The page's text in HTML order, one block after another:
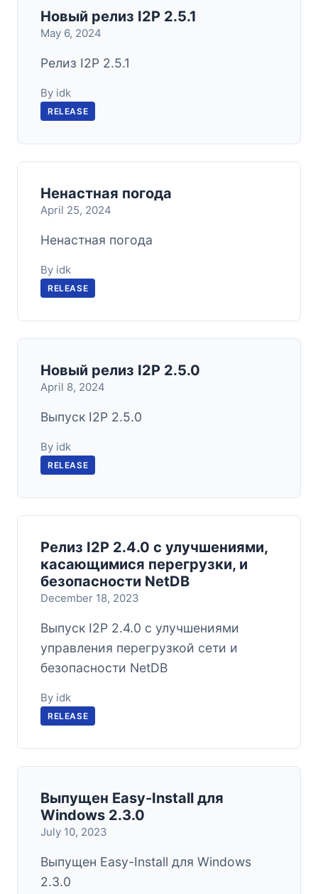
Новый релиз I2P 2.5.1
May 6, 2024
Релиз I2P 2.5.1
By idk
RELEASE
Ненастная погода
April 25, 2024
Ненастная погода
By idk
RELEASE
Новый релиз I2P 2.5.0
April 8, 2024
Выпуск I2P 2.5.0
By idk
RELEASE
Релиз I2P 2.4.0 с улучшениями,
касающимися перегрузки, и
безопасности NetDB
December 18, 2023
Выпуск I2P 2.4.0 с улучшениями
управления перегрузкой сети и
безопасности NetDB
By idk
RELEASE
Выпущен Easy-Install для
Windows 2.3.0
July 10, 2023
Выпущен Easy-Install для Windows
2.3.0